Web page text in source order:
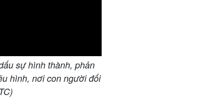
sự hình thành, phản
hình, nơi con người đối